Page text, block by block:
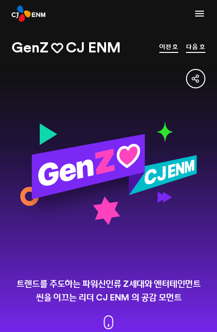
GenZ CJ ENM 이전 호 다음 호
트렌드를 주도하는 파워신인류 Z세대와엔터테인먼트
씬을 이끄는 리더 CJ ENM 의 공감 모먼트